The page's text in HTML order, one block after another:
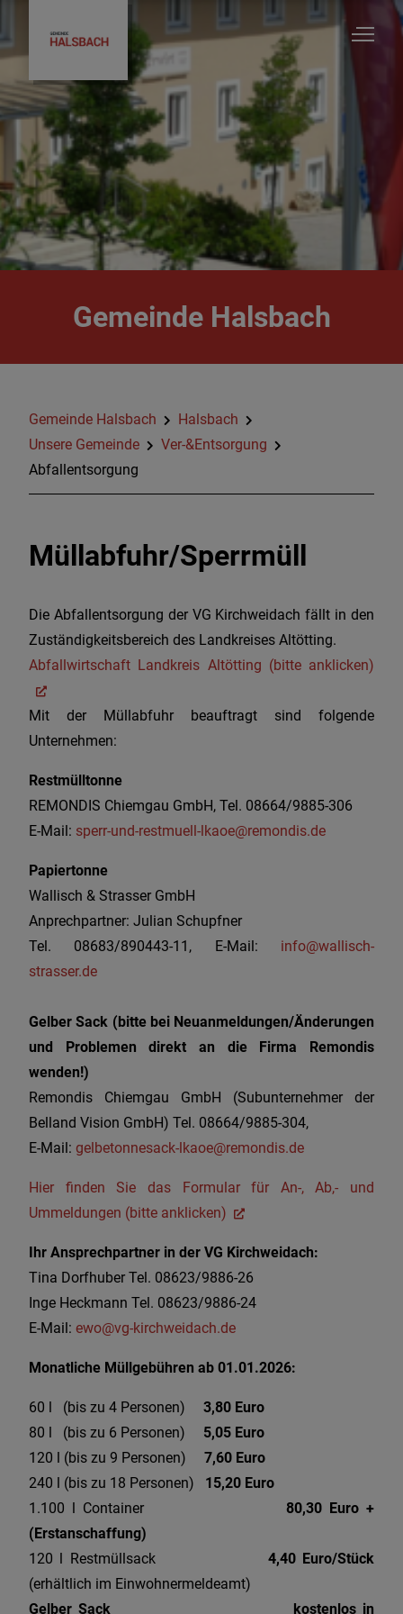
Unsere Gemeinde
Ratsinfosystem - Gemeinderatsinformationen
Gemeinde Halsbach
Gemeinde Halsbach
Halsbach
Unsere Gemeinde
Ver-&Entsorgung
Abfallentsorgung
Müllabfuhr/Sperrmüll
Die Abfallentsorgung der VG Kirchweidach fällt in den
Zuständigkeitsbereich des Landkreises Altötting.
Abfallwirtschaft Landkreis Altötting (bitte anklicken)
Mit der Müllabfuhr beauftragt sind folgende
Unternehmen:
Restmülltonne
REMONDIS Chiemgau GmbH, Tel. 08664/9885-306
E-Mail: sperr-und-restmuell-lkaoe@remondis.de
Papiertonne
Wallisch & Strasser GmbH
Anprechpartner: Julian Schupfner
Tel. 08683/890443-11, E-Mail: info@wallisch-
strasser.de
Gelber Sack (bitte bei Neuanmeldungen/Änderungen
und Problemen direkt an die Firma Remondis
wenden!)
Remondis Chiemgau GmbH (Subunternehmer der
Belland Vision GmbH) Tel. 08664/9885-304,
E-Mail: gelbetonnesack-lkaoe@remondis.de
Hier finden Sie das Formular für An-, Ab,- und
Ummeldungen (bitte anklicken)
Ihr Ansprechpartner in der VG Kirchweidach:
Tina Dorfhuber Tel. 08623/9886-26
Inge Heckmann Tel. 08623/9886-24
E-Mail: ewo@vg-kirchweidach.de
Monatliche Müllgebühren ab 01.01.2026:
60 l (bis zu 4 Personen) 3,80 Euro
80 l (bis zu 6 Personen)
5,05 Euro
120 l (bis zu 9 Personen) 7,60 Euro
240 l (bis zu 18 Personen) 15,20 Euro
1.100 l Container80,30 Euro +
(Erstanschaffung)
120 l Restmüllsack 4,40 Euro/Stück
(erhältlich im Einwohnermeldeamt)
Gelber Sack
kostenlos in